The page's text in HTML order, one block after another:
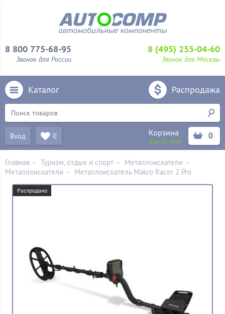
8 800 775-68-95
Звонок для России
8 (495) 255-04-60
Звонок для Москвы
Каталог Распродажа
Вход 0 Корзина
Ваш ID:4054
0
Главная – Туризм, отдых и спорт – Металлоискатели –
Металлоискатели – Металлоискатель Makro Racer 2 Pro
Распродано